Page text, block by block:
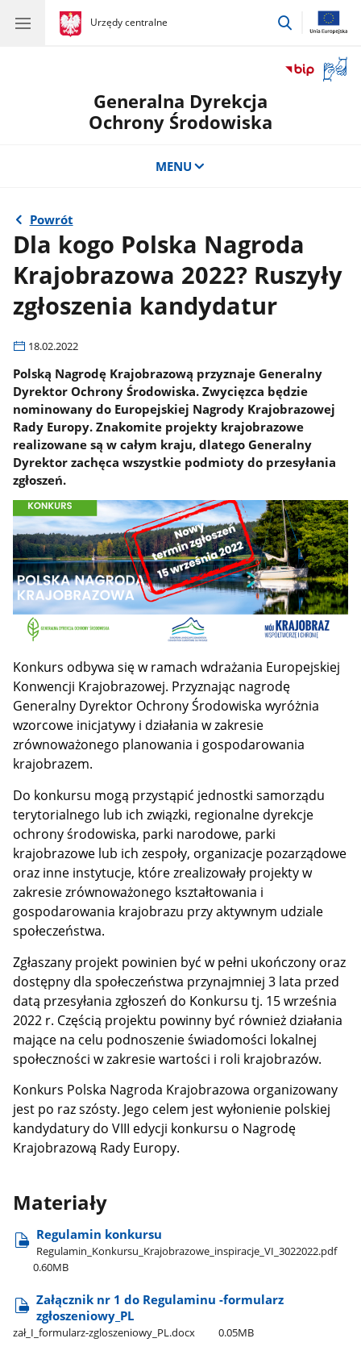
gov.pl
Urzędy centralne
gov.pl
Urzędy
przejdź
okno
Generalna Dyrekcja
Ochrony Środowiska
MENU
Powrót
Dla kogo Polska Nagroda
Krajobrazowa 2022? Ruszyły
zgłoszenia kandydatur
18.02.2022
Polską Nagrodę Krajobrazową przyznaje Generalny
Dyrektor Ochrony Środowiska. Zwycięzca będzie
nominowany do Europejskiej Nagrody Krajobrazowej
Rady Europy. Znakomite projekty krajobrazowe
realizowane są w całym kraju, dlatego Generalny
Dyrektor zachęca wszystkie podmioty do przesyłania
zgłoszeń.
Konkurs odbywa się w ramach wdrażania Europejskiej
Konwencji Krajobrazowej. Przyznając nagrodę
Generalny Dyrektor Ochrony Środowiska wyróżnia
wzorcowe inicjatywy i działania w zakresie
zrównoważonego planowania i gospodarowania
krajobrazem.
Do konkursu mogą przystąpić jednostki samorządu
terytorialnego lub ich związki, regionalne dyrekcje
ochrony środowiska, parki narodowe, parki
krajobrazowe lub ich zespoły, organizacje pozarządowe
oraz inne instytucje, które zrealizowały projekty w
zakresie zrównoważonego kształtowania i
gospodarowania krajobrazu przy aktywnym udziale
społeczeństwa.
Zgłaszany projekt powinien być w pełni ukończony oraz
dostępny dla społeczeństwa przynajmniej 3 lata przed
datą przesyłania zgłoszeń do Konkursu tj. 15 września
2022 r. Częścią projektu powinny być również działania
mające na celu podnoszenie świadomości lokalnej
społeczności w zakresie wartości i roli krajobrazów.
Konkurs Polska Nagroda Krajobrazowa organizowany
jest po raz szósty. Jego celem jest wyłonienie polskiej
kandydatury do VIII edycji konkursu o Nagrodę
Krajobrazową Rady Europy.
Materiały
Regulamin konkursu
Regulamin​_Konkursu​_Krajobrazowe​_inspiracje​_VI​_3022022.pdf
0.60MB
Załącznik nr 1 do Regulaminu -formularz
zgłoszeniowy​_PL
zał​_I​_formularz-zgloszeniowy​_PL.docx 0.05MB